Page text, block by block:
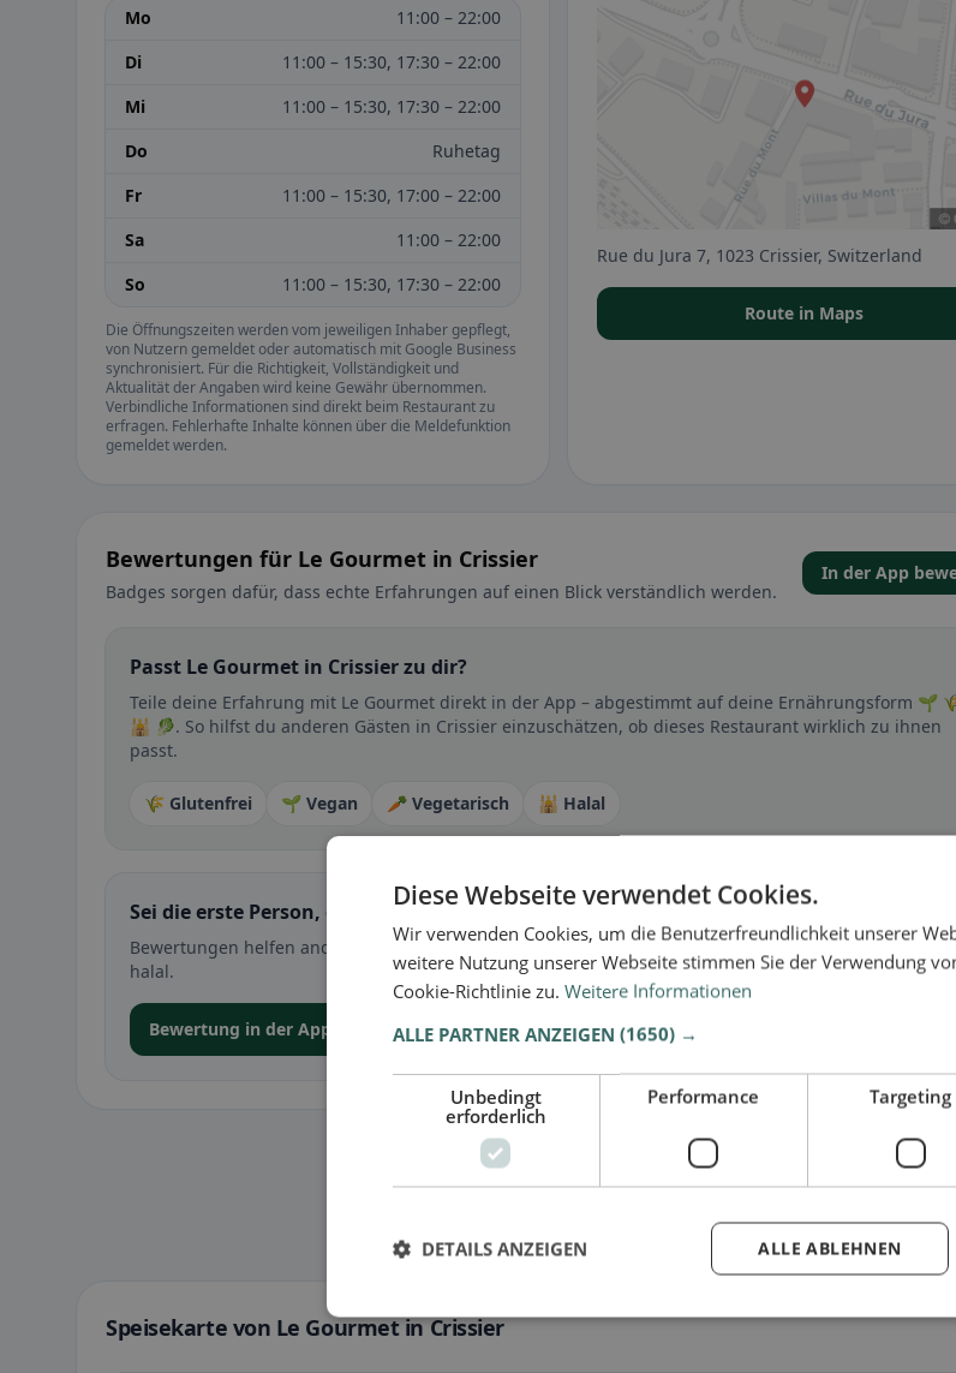
Mo
11:00 – 22:00
Di
11:00 – 15:30, 17:30 – 22:00
Mi
11:00 – 15:30, 17:30 – 22:00
Do
Ruhetag
Fr
11:00 – 15:30, 17:00 – 22:00
Sa
11:00 – 22:00
So
11:00 – 15:30, 17:30 – 22:00
Die Öffnungszeiten werden vom jeweiligen Inhaber gepflegt,
von Nutzern gemeldet oder automatisch mit Google Business
synchronisiert. Für die Richtigkeit, Vollständigkeit und
Aktualität der Angaben wird keine Gewähr übernommen.
Verbindliche Informationen sind direkt beim Restaurant zu
erfragen. Fehlerhafte Inhalte können über die Meldefunktion
gemeldet werden.
Rue du Jura 7, 1023 Crissier, Switzerland
Route in Maps
Bewertungen für Le Gourmet in Crissier
Badges sorgen dafür, dass echte Erfahrungen auf einen Blick verständlich werden.
In der App
Passt Le Gourmet in Crissier zu dir?
Teile deine Erfahrung mit Le Gourmet direkt in der App – abgestimmt auf deine Ernährungsform 🌱
🕌 🥬. So hilfst du anderen Gästen in Crissier einzuschätzen, ob dieses Restaurant wirklich zu ihnen
passt.
🌾 Glutenfrei 🌱 Vegan 🥕 Vegetarisch 🕌 Halal
Sei die erste Person, die ihre Erfahrung teilt
Bewertungen helfen anderen bei der Entscheidung – besonders bei glutenfrei, vegan, vegetarisch
halal.
Bewertung in der App abgeben
Speisekarte von Le Gourmet in Crissier
Diese Webseite verwendet Cookies.
Wir verwenden Cookies, um die Benutzerfreundlichkeit unserer
weitere Nutzung unserer Webseite stimmen Sie der Verwendung
Cookie-Richtlinie zu. Weitere Informationen
ALLE PARTNER ANZEIGEN (1650) →
Unbedingt
erforderlich
Performance Targeting
ALLE ABLEHNEN
DETAILS ANZEIGEN